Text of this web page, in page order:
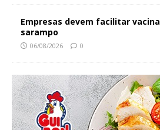
Empresas devem facilitar
sarampo
06/08/2026 0